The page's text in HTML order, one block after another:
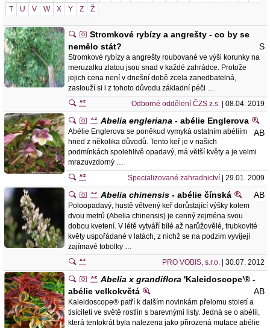
T
U V W X Y Z Ž
Stromkové rybízy a angrešty - co by se
nemělo stát?
S
Stromkové rybízy a angrešty roubované ve výši korunky na
meruzalku zlatou jsou snad v každé zahrádce. Protože
jejich cena není v dnešní době zcela zanedbatelná,
zaslouží si i z tohoto důvodu základní péči …
Odborné oddělení ČZS z.s.
| 08.04. 2019
Abelia engleriana - abélie Englerova
AB
Abélie Englerova se poněkud vymyká ostatním abéliím
hned z několika důvodů. Tento keř je v našich
podmínkách spolehlivě opadavý, má větší květy a je velmi
mrazuvzdorný …
Specializované zahradnictví | 29.01. 2009
Abelia chinensis - abélie čínská AB
Poloopadavý, hustě větvený keř dorůstající výšky kolem
dvou metrů (Abelia chinensis) je cenný zejména svou
dobou kvetení. V létě vytváří bílé až narůžovělé, trubkovité
květy uspořádané v latách, z nichž se na podzim vyvíjejí
zajímavé tobolky …
PRO VOBIS, s.r.o. | 30.07. 2012
Abelia x grandiflora 'Kaleidoscope'® -
abélie velkokvětá
AB
Kaleidoscope® patří k dalším novinkám přelomu století a
tisíciletí ve světě rostlin s barevnými listy. Jedná se o abélii,
která tentokrát byla nalezena jako přirozená mutace abélie